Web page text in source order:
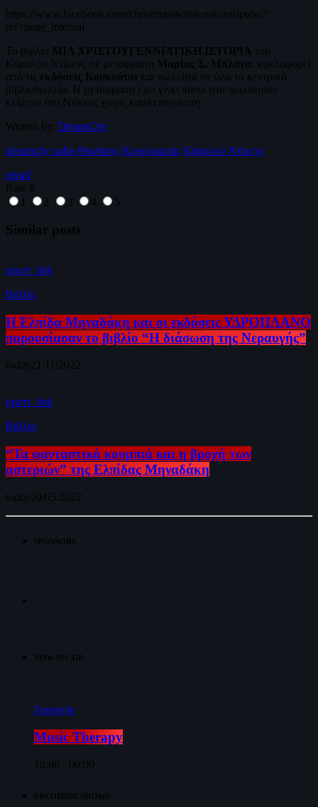
https://www.facebook.com/christmasswithkoukoutsipubs/?
ref=page_internal
Το βιβλίο ΜΙΑ ΧΡΙΣΤΟΥΓΕΝΝΙΑΤΙΚΗ ΙΣΤΟΡΙΑ του
Κάρολου Ντίκενς σε μετάφραση Μαρίας Σ. Μπλάνα, κυκλοφορεί
από τις εκδόσεις Κουκούτσι και πωλείται σε όλα τα κεντρικά
βιβλιοπωλεία. Η μετάφραση έχει γίνει πάνω στο πρωτότυπο
κείμενο του Ντίκενς χωρίς καμία περικοπή.
Written by: DreamCity
dreamcity radio Θανάσης Κουρλαμπάς Κάρολου Ντίκενς
email
Rate it
1
2 3 4 5
Similar posts
insert_link
Βιβλίο
H Ελπίδα Μηναδάκη και οι εκδόσεις ΥΔΡΟΠΛΑΝΟ
παρουσίασαν το βιβλίο “Η διάσωση της Νεραυγής”
today 21/11/2022
insert_link
Βιβλίο
“Τα φανταστικά κουμπιά και η βροχή των
αστεριών” της Ελπίδας Μηναδάκη
today 20/05/2022
SPONSORS
NOW ON AIR
Freestyle
Music Therapy
18:00 - 00:00
UPCOMING SHOWS